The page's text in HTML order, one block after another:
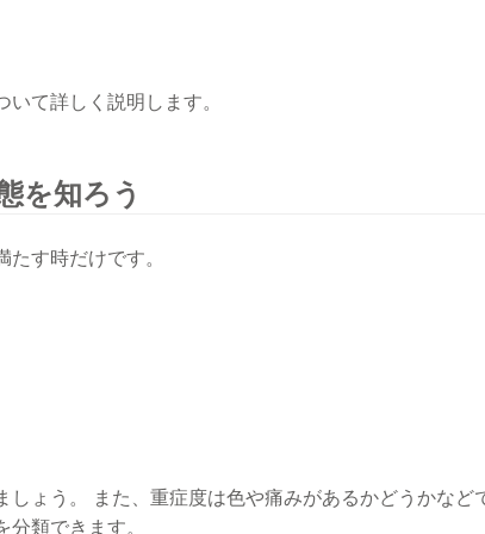
て詳しく説明します。
を知ろう
す時だけです。
しょう。 また、重症度は色や痛みがあるかどうかなど
類できます。